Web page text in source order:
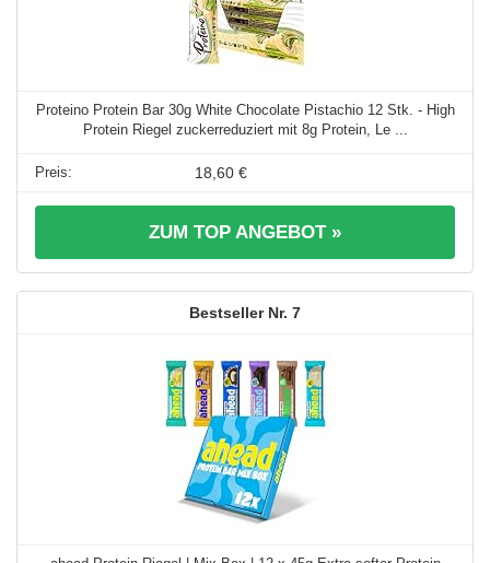
Proteino Protein Bar 30g White Chocolate Pistachio 12 Stk. - High
Protein Riegel zuckerreduziert mit 8g Protein, Le ...
18,60 €
ZUM TOP ANGEBOT »
7